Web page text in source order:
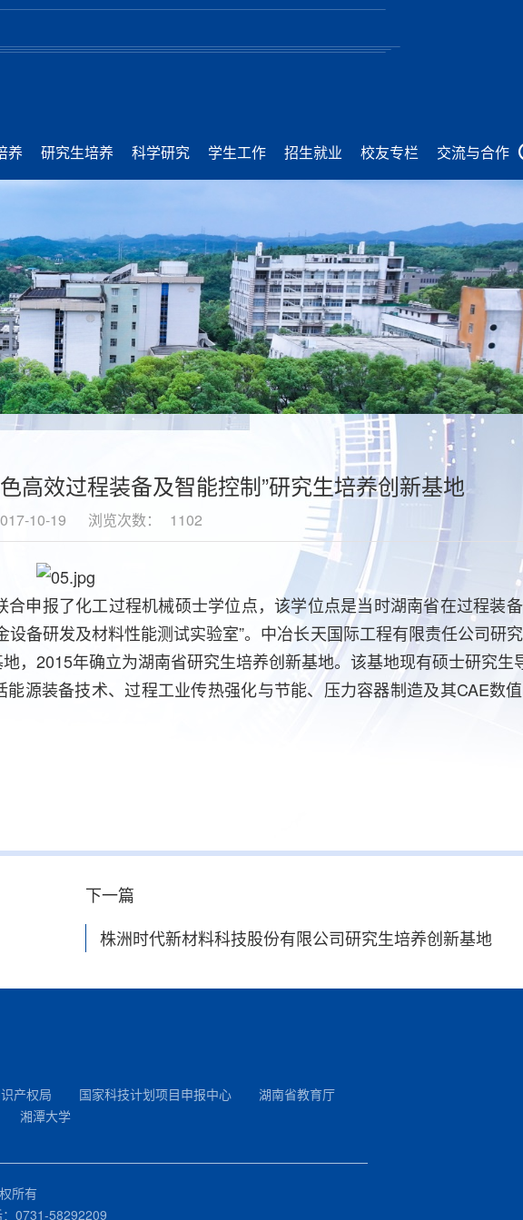
养 研究生培养 科学研究 学生工作 招生就业 校友专栏 交流与合作
高效过程装备及智能控制”研究生培养创新基地
10-19 浏览次数： 1102
报了化工过程机械硕士学位点，该学位点是当时湖南省在过程装
备研发及材料性能测试实验室”。中冶长天国际工程有限责任公司研
，2015年确立为湖南省研究生培养创新基地。该基地现有硕士研究生
源装备技术、过程工业传热强化与节能、压力容器制造及其CAE数
下一篇
株洲时代新材料科技股份有限公司研究生培养创新基地
产权局 国家科技计划项目申报中心
湖南省教育厅
湘潭大学
所有
0731-58292209